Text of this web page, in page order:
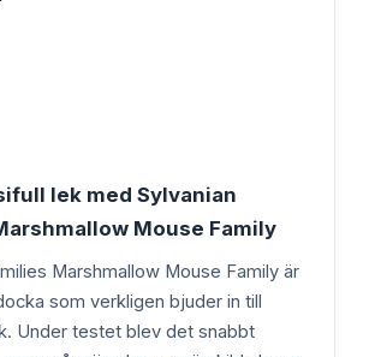
lek med Sylvanian
Mouse Family
Marshmallow Mouse Family är
som verkligen bjuder in till
Under testet blev det snabbt